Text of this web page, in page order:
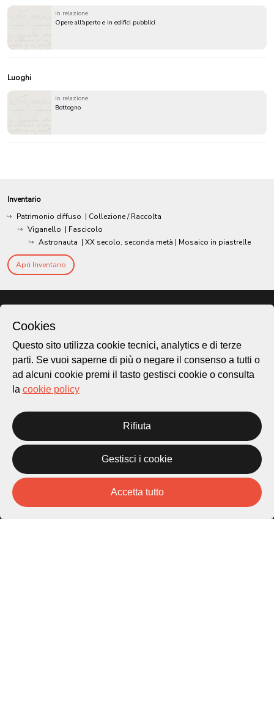
in relazione
Opere all'aperto e in edifici pubblici
Luoghi
in relazione
Bottogno
Inventario
Patrimonio diffuso | Collezione / Raccolta
Viganello | Fascicolo
Astronauta | XX secolo, seconda metà | Mosaico in piastrelle
Apri Inventario
Città di Lugano
Cultura
Piazza Carlo Cattaneo 1
6976 Castagnola
Cookies
Questo sito utilizza cookie tecnici, analytics e di terze
parti. Se vuoi saperne di più o negare il consenso a tutti o
ad alcuni cookie premi il tasto gestisci cookie o consulta
la cookie policy
Rifiuta
Gestisci i cookie
Accetta tutto